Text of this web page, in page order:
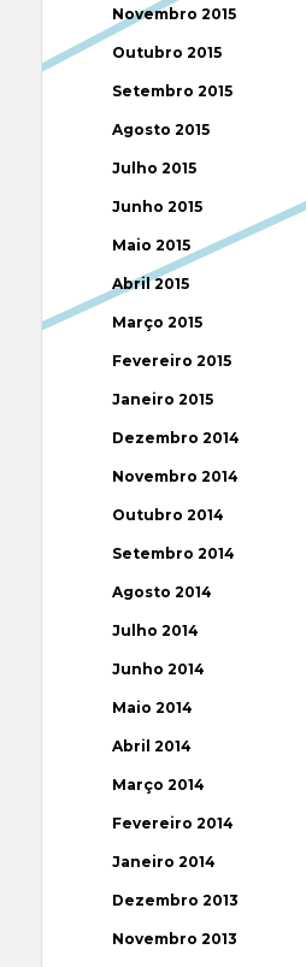
Novembro 2015
Outubro 2015
Setembro 2015
Agosto 2015
Julho 2015
Junho 2015
Maio 2015
Abril 2015
Março 2015
Fevereiro 2015
Janeiro 2015
Dezembro 2014
Novembro 2014
Outubro 2014
Setembro 2014
Agosto 2014
Julho 2014
Junho 2014
Maio 2014
Abril 2014
Março 2014
Fevereiro 2014
Janeiro 2014
Dezembro 2013
Novembro 2013